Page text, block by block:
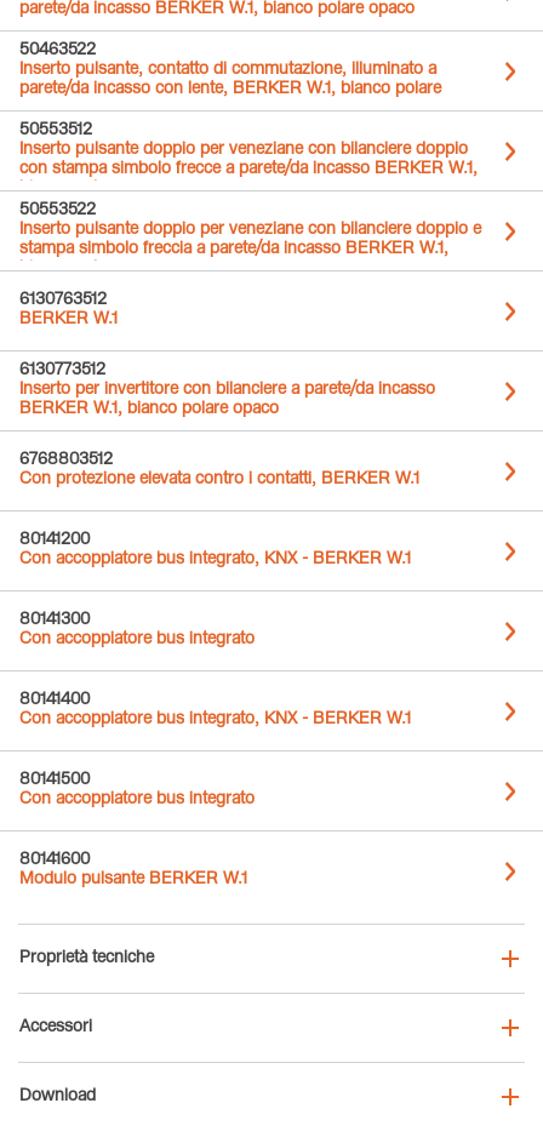
parete/da incasso BERKER W.1, bianco polare opaco
50463522
Inserto pulsante, contatto di commutazione, illuminato a
parete/da incasso con lente, BERKER W.1, bianco polare
opaco
50553512
Inserto pulsante doppio per veneziane con bilanciere doppio
con stampa simbolo frecce a parete/da incasso BERKER W.1,
bianco polare opaco
50553522
Inserto pulsante doppio per veneziane con bilanciere doppio e
stampa simbolo freccia a parete/da incasso BERKER W.1,
bianco polare opaco
6130763512
BERKER W.1
6130773512
Inserto per invertitore con bilanciere a parete/da incasso
BERKER W.1, bianco polare opaco
6768803512
Con protezione elevata contro i contatti, BERKER W.1
80141200
Con accoppiatore bus integrato, KNX - BERKER W.1
80141300
Con accoppiatore bus integrato
80141400
Con accoppiatore bus integrato, KNX - BERKER W.1
80141500
Con accoppiatore bus integrato
80141600
Modulo pulsante BERKER W.1
Proprietà tecniche
Accessori
Download